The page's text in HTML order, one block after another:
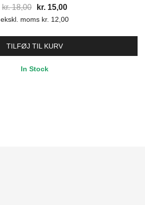
kr.18,00
Den
oprindelige
var:
kr. 18,00.
kr. 15,00Den
aktuelle
kr. 15,00.
ekskl. moms kr. 12,00
TILFØJ TIL KURV
In Stock